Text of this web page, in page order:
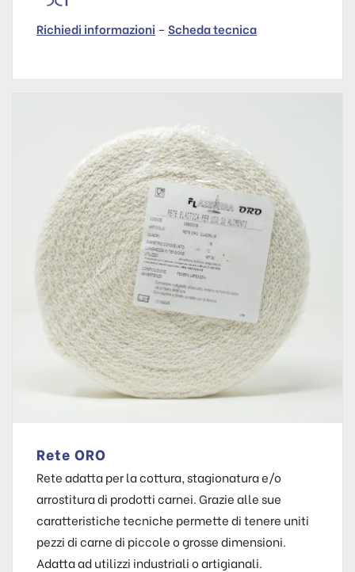
Richiedi informazioni – Scheda tecnica
Rete ORO
Rete adatta per la cottura, stagionatura e/o
arrostitura di prodotti carnei. Grazie alle sue
caratteristiche tecniche permette di tenere uniti
pezzi di carne di piccole o grosse dimensioni.
Adatta ad utilizzi industriali o artigianali.